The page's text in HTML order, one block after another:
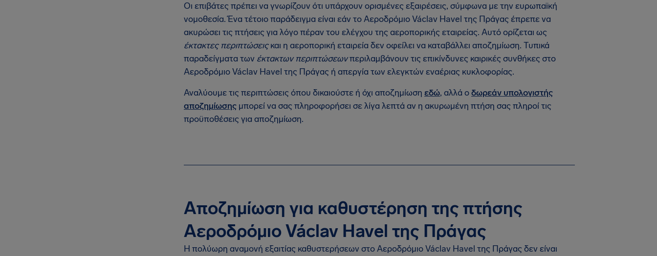
Οι επιβάτες πρέπει να γνωρίζουν ότι υπάρχουν ορισμένες εξαιρέσεις, σύμφωνα με την ευρωπαϊκή
νομοθεσία. Ένα τέτοιο παράδειγμα είναι εάν το Αεροδρόμιο Václav Havel της Πράγας έπρεπε να
ακυρώσει τις πτήσεις για λόγο πέραν του ελέγχου της αεροπορικής εταιρείας. Αυτό ορίζεται ως
έκτακτες περιπτώσειςκαι η αεροπορική εταιρεία δεν οφείλει να καταβάλλει αποζημίωση. Τυπικά
παραδείγματα των έκτακτων περιπτώσεωνπεριλαμβάνουν τις επικίνδυνες καιρικές συνθήκες στο
Αεροδρόμιο Václav Havel της Πράγας ή απεργία των ελεγκτών εναέριας κυκλοφορίας.
Αναλύουμε τις περιπτώσεις όπου δικαιούστε ή όχι αποζημίωση εδώ, αλλά οδωρεάν υπολογιστής
αποζημίωσης μπορεί να σας πληροφορήσει σε λίγα λεπτά αν η ακυρωμένη πτήση σας πληροί τις
προϋποθέσεις για αποζημίωση.
Αποζημίωση για καθυστέρηση της πτήσης
Αεροδρόμιο Václav Havel της Πράγας
Η πολύωρη αναμονή εξαιτίας καθυστερήσεων στο Αεροδρόμιο Václav Havel της Πράγας δεν είναι